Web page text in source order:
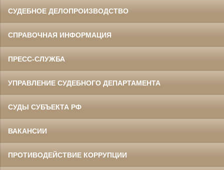
СУДЕБНОЕ ДЕЛОПРОИЗВОДСТВО
СПРАВОЧНАЯ ИНФОРМАЦИЯ
ПРЕСС-СЛУЖБА
УПРАВЛЕНИЕ СУДЕБНОГО ДЕПАРТАМЕНТА
СУДЫ СУБЪЕКТА РФ
ВАКАНСИИ
ПРОТИВОДЕЙСТВИЕ КОРРУПЦИИ